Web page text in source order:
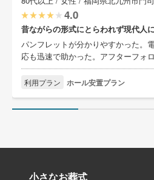
4.0
昔ながらの形式にとらわれず現代人
パンフレットが分かりやすかった。
応も迅速で助かった。アフターフォ
利用プラン ホール安置プラン
小さなお葬式